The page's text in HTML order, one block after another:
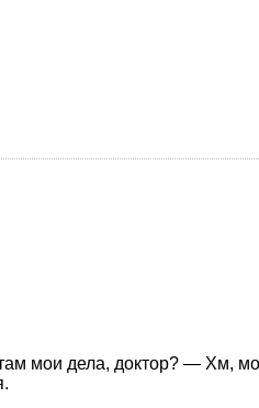
мои дела, доктор? — Хм,